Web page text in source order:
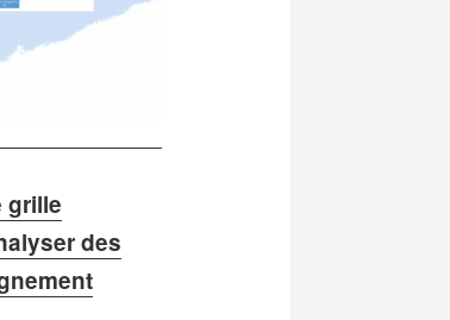
grille
des